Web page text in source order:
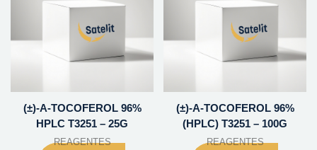
(±)-A-TOCOFEROL 96%
HPLC T3251 – 25G
REAGENTES
(±)-A-TOCOFEROL 96%
(HPLC) T3251 – 100G
REAGENTES